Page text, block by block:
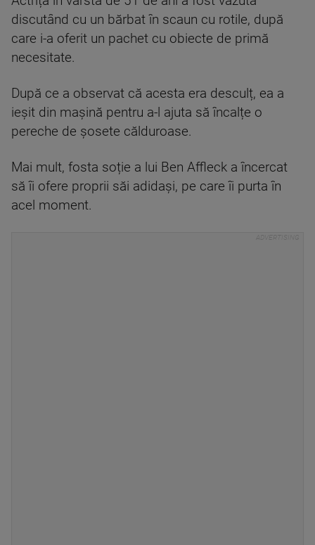
discutând cu un bărbat în scaun cu rotile, după
care i-a oferit un pachet cu obiecte de primă
necesitate.
După ce a observat că acesta era desculț, ea a
ieșit din mașină pentru a-l ajuta să încalțe o
pereche de șosete călduroase.
Mai mult, fosta soție a lui Ben Affleck a încercat
să îi ofere proprii săi adidași, pe care îi purta în
acel moment.